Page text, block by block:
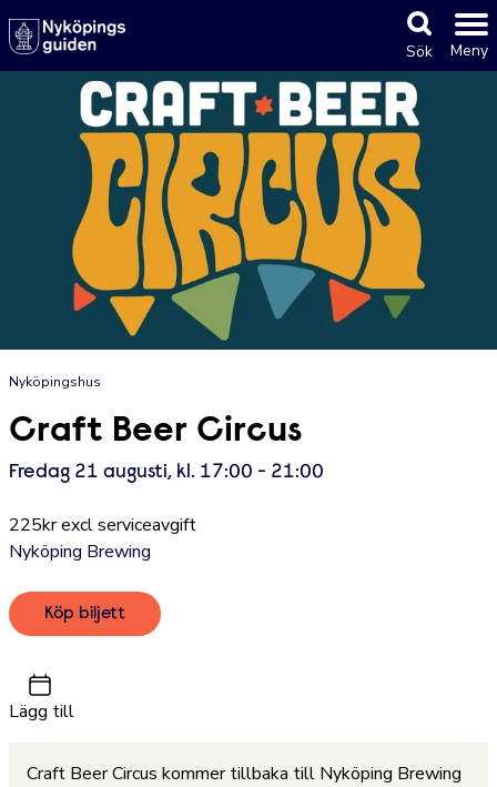
Sök Meny
Nyköpingshus
Craft Beer Circus
Fredag 21 augusti, kl. 17:00 - 21:00
225kr excl serviceavgift
Nyköping Brewing
Köp biljett
Lägg till
Craft Beer Circus kommer tillbaka till Nyköping Brewing